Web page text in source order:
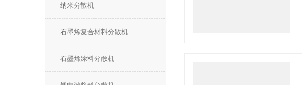
纳米分散机
石墨烯复合材料分散机
石墨烯涂料分散机